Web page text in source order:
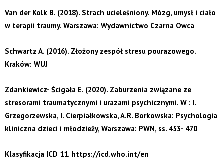
Van der Kolk B. (2018). Strach ucieleśniony. Mózg, umysł i ciało
w terapii traumy. Warszawa: Wydawnictwo Czarna Owca
Schwartz A. (2016). Złożony zespół stresu pourazowego.
Kraków: WUJ
Zdankiewicz- Ścigała E. (2020). Zaburzenia związane ze
stresorami traumatycznymi i urazami psychicznymi. W : I.
Grzegorzewska, I. Cierpiałkowska, A.R. Borkowska: Psychologia
kliniczna dzieci i młodzieży, Warszawa: PWN, ss. 453- 470
Klasyfikacja ICD 11. https://icd.who.int/en